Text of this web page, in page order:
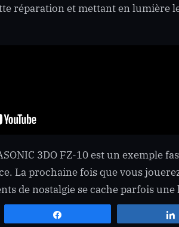
réparation et mettant en lumière
3DO FZ-10 est un exemple
La prochaine fois que vous
de nostalgie se cache parfois